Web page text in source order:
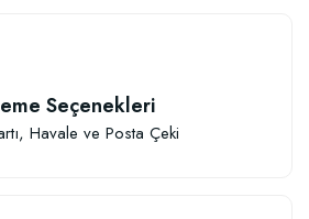
Seçenekleri
Havale ve Posta Çeki